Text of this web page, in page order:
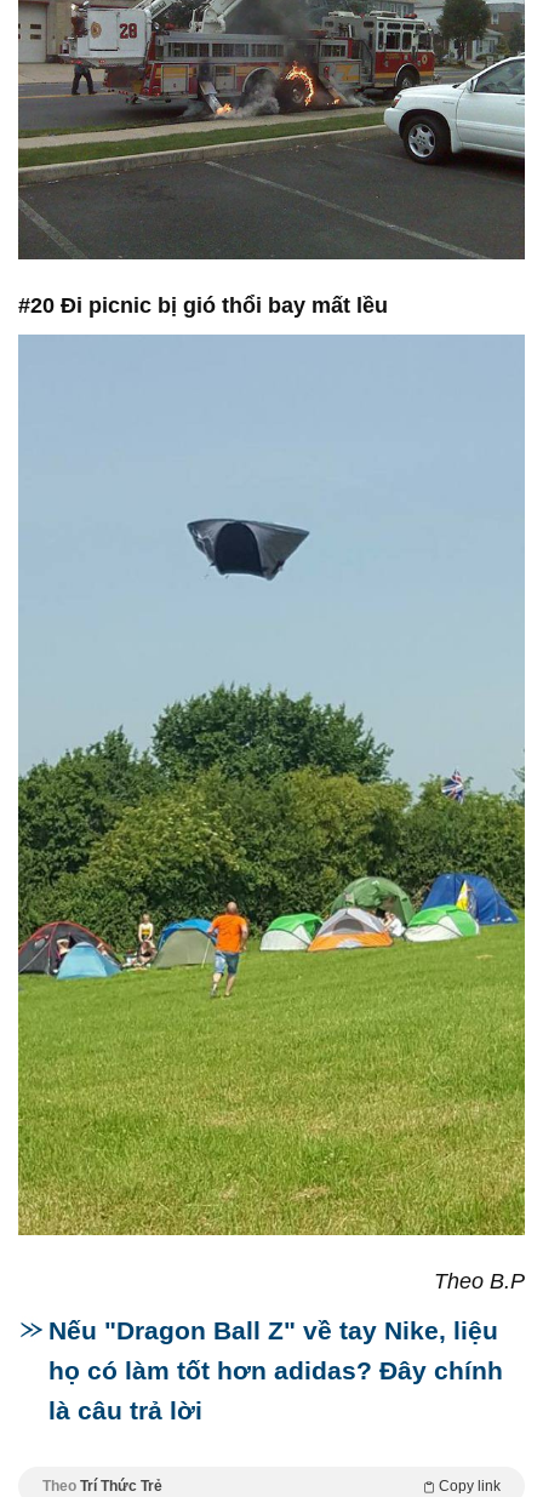
#20 Đi picnic bị gió thổi bay mất lều
Theo B.P
Nếu "Dragon Ball Z" về tay Nike, liệu
họ có làm tốt hơn adidas? Đây chính
là câu trả lời
Theo Trí Thức Trẻ Copy link